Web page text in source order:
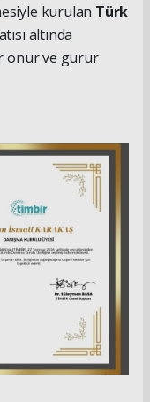
kurulan Türk
altında
onur ve gurur